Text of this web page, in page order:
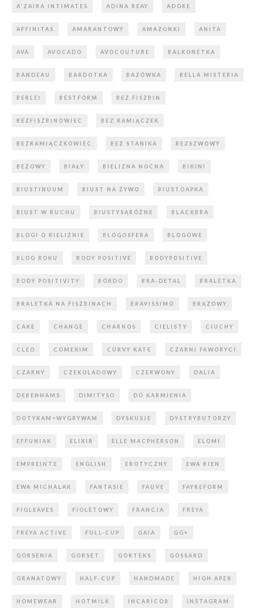
A'ZAIRA INTIMATES ADINA REAY ADORE
AFFINITAS AMARANTOWY AMAZONKI ANITA
AVA AVOCADO AVOCOUTURE BALKONETKA
BANDEAU BARDOTKA BAZÓWKA BELLA MISTERIA
BERLEI BESTFORM BEZ FISZBIN
BEZFISZBINOWIEC BEZ RAMIĄCZEK
BEZRAMIĄCZKOWIEC BEZ STANIKA BEZSZWOWY
BEŻOWY BIAŁY BIELIZNA NOCNA BIKINI
BIUSTINUUM BIUST NA ŻYWO BIUSTOAPKA
BIUST W RUCHU BIUSTYSĄRÓŻNE BLACKBRA
BLOGI O BIELIŹNIE BLOGOSFERA BLOGOWE
BLOG ROKU BODY POSITIVE BODYPOSITIVE
BODY POSITIVITY BORDO BRA-DETAL BRALETKA
BRALETKA NA FISZBINACH BRAVISSIMO BRĄZOWY
CAKE CHANGE CHARNOS CIELISTY CIUCHY
CLEO COMEXIM CURVY KATE CZARNI FAWORYCI
CZARNY CZEKOLADOWY CZERWONY DALIA
DEBENHAMS DIMITYSO DO KARMIENIA
DOTYKAM=WYGRYWAM DYSKUSJE DYSTRYBUTORZY
EFFUNIAK ELIXIR ELLE MACPHERSON ELOMI
EMPREINTE ENGLISH EROTYCZNY EWA BIEN
EWA MICHALAK FANTASIE FAUVE FAYREFORM
FIGLEAVES FIOLETOWY FRANCJA FREYA
FREYA ACTIVE FULL-CUP GAIA GG+
GORSENIA GORSET GORTEKS GOSSARD
GRANATOWY HALF-CUP HANDMADE HIGH APEX
HOMEWEAR HOTMILK INCARICO8 INSTAGRAM